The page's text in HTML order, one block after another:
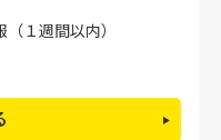
（１週間以内）